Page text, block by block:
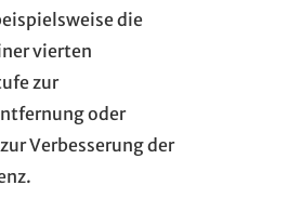
die
vierten
zur
oder
Verbesserung der